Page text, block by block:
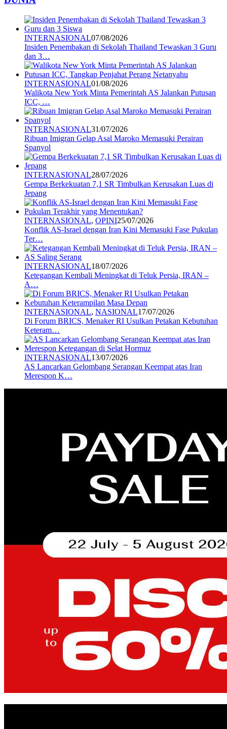
INTERNASIONAL07/08/2026
Insiden Penembakan di Sekolah Thailand Tewaskan 3 Guru
dan 3…
INTERNASIONAL01/08/2026
Walikota New York Minta Pemerintah AS Jalankan Putusan
ICC, …
INTERNASIONAL31/07/2026
Ribuan Imigran Gelap Asal Maroko Memasuki Perairan
Spanyol
INTERNASIONAL28/07/2026
Gempa Berkekuatan 7,1 SR Timbulkan Kerusakan Luas di
Jepang
INTERNASIONAL, OPINI25/07/2026
Konflik AS-Israel dengan Iran Kini Memasuki Fase Pukulan
Ter…
INTERNASIONAL18/07/2026
Ketegangan Kembali Meningkat di Teluk Persia, IRAN –
A…
INTERNASIONAL, NASIONAL17/07/2026
Di Forum BRICS, Menaker RI Usulkan Petakan Kebutuhan
Keteram…
INTERNASIONAL13/07/2026
AS Lancarkan Gelombang Serangan Keempat atas Iran
Merespon K…